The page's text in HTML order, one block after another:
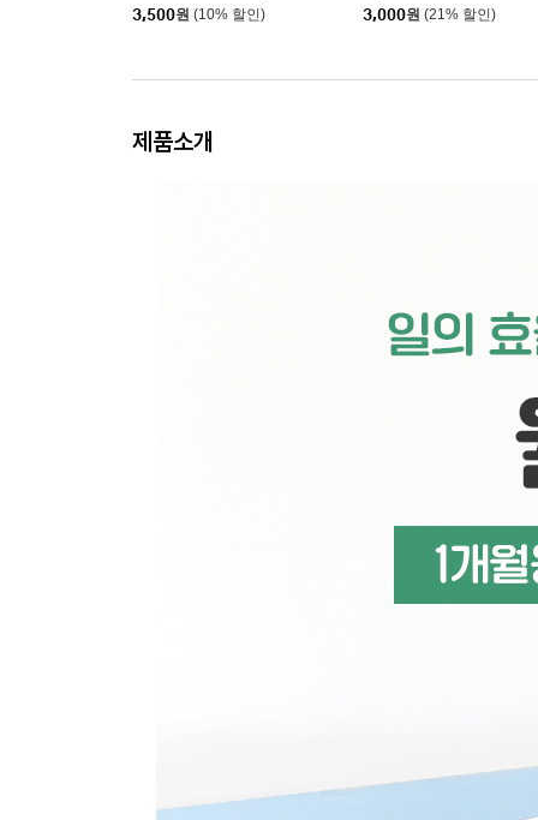
3,500원 (10% 할인) 3,000원 (21% 할인)
제품소개